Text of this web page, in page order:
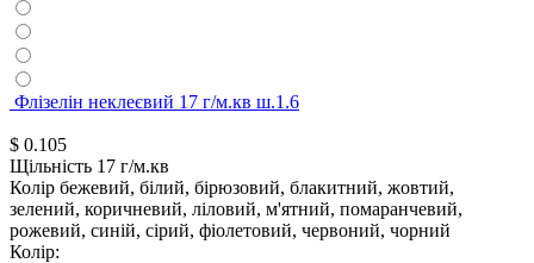
Флізелін неклеєвий 17 г/м.кв ш.1.6
$ 0.105
Щільність 17 г/м.кв
Колір бежевий, білий, бірюзовий, блакитний, жовтий,
зелений, коричневий, ліловий, м'ятний, помаранчевий,
рожевий, синій, сірий, фіолетовий, червоний, чорний
Колір: